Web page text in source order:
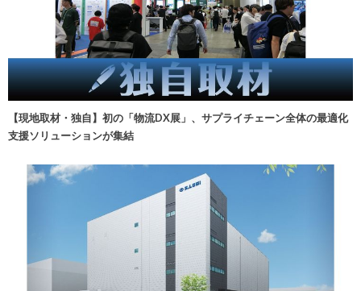
【現地取材・独自】初の「物流DX展」、サプライチェーン全体の最適化
支援ソリューションが集結